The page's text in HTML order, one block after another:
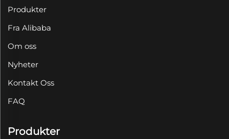
Produkter
Fra Alibaba
Om oss
Nyheter
Kontakt Oss
FAQ
Produkter